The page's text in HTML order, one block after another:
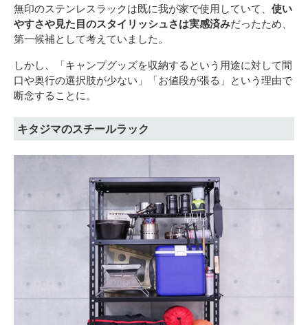
無印のステンレスラックは既に我が家で使用していて、 使い
やすさや見た目のスタイリッシュさは実感済みだったため、
第一候補として考えていました。
しかし、「キャンプグッズを収納するという用途に対して間
口や奥行の選択肢が少ない」「お値段が張る」という理由で
断念することに。
キタジマのスチールラック